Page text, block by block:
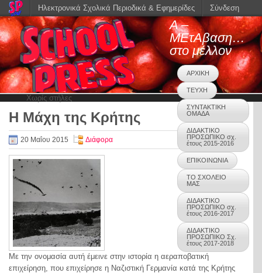
Α –
ΜΕτΑβαση…
στο μέλλον
ΑΡΧΙΚΗ
ΤΕΥΧΗ
ΣΥΝΤΑΚΤΙΚΗ
ΟΜΑΔΑ
ΔΙΔΑΚΤΙΚΟ
ΠΡΟΣΩΠΙΚΟ σχ.
έτους 2015-2016
ΕΠΙΚΟΙΝΩΝΙΑ
ΤΟ ΣΧΟΛΕΙΟ
ΜΑΣ
ΔΙΔΑΚΤΙΚΟ
ΠΡΟΣΩΠΙΚΟ σχ.
έτους 2016-2017
ΔΙΔΑΚΤΙΚΟ
ΠΡΟΣΩΠΙΚΟ Σχ.
έτους 2017-2018
Χωρίς στήλες
Η Μάχη της Κρήτης
20 Μαΐου 2015 Διάφορα
Με την ονομασία αυτή έμεινε στην ιστορία η αεραποβατική
επιχείρηση, που επιχείρησε η Ναζιστική Γερμανία κατά της Κρήτης
Ηλεκτρονικά Σχολικά Περιοδικά & Εφημερίδες Σύνδεση